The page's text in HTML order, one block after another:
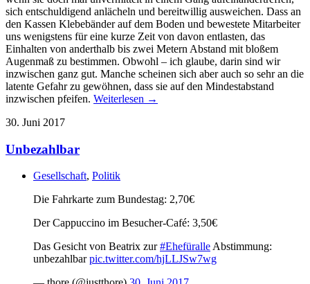
sich entschuldigend anlächeln und bereitwillig ausweichen. Dass an
den Kassen Klebebänder auf dem Boden und bewestete Mitarbeiter
uns wenigstens für eine kurze Zeit von davon entlasten, das
Einhalten von anderthalb bis zwei Metern Abstand mit bloßem
Augenmaß zu bestimmen. Obwohl – ich glaube, darin sind wir
inzwischen ganz gut. Manche scheinen sich aber auch so sehr an die
latente Gefahr zu gewöhnen, dass sie auf den Mindestabstand
inzwischen pfeifen. Weiterlesen →
30. Juni 2017
Unbezahlbar
Gesellschaft, Politik
Die Fahrkarte zum Bundestag: 2,70€
Der Cappuccino im Besucher-Café: 3,50€
Das Gesicht von Beatrix zur#EhefüralleAbstimmung:
unbezahlbarpic.twitter.com/hjLLJSw7wg